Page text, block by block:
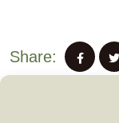
Share: